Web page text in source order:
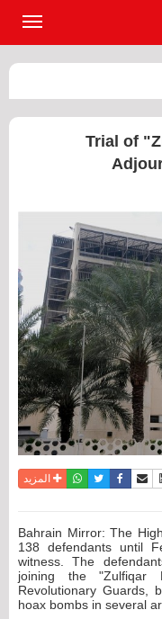
Trial of
للطباعة
حفظ الموضوع
أرسل الى صديق
فيسبوكتويترواتسابالمزيد
Bahrain Mirror: The
138 defendants until
witness. The
joining the "Zulfiqar
Revolutionary Guards,
hoax bombs in several